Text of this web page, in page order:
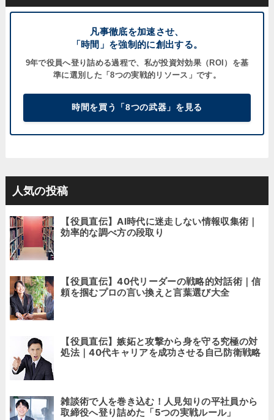
凡事徹底を加速させ、
「時間」を強制的に創出する。
9年で役員へ登り詰める過程で、私が投資対効果（ROI） を基
準に選別した「8つの実戦的リソース」です。
時間を買う「8つの武器」を見る
人気の投稿
【役員直伝】AI時代に迷走しない情報収集術｜
効率的な調べ方の段取り
【役員直伝】40代リーダーの戦略的対話術｜信
頼を掴むプロの言い換えと言葉選び大全
【役員直伝】嫉妬と攻撃から身を守る究極の対
処法｜40代キャリアを成功させる自己防衛戦略
雑談術で人を巻き込む！人見知りの平社員から
取締役へ登り詰めた「5つの実戦ルール」